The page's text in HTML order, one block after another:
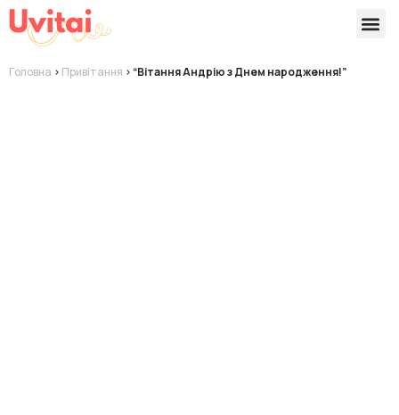
Головна > Привітання > “Вітання Андрію з Днем народження!”